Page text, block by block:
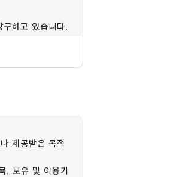
적 보호조치, 재
는지를 감독하
하고 있습니다.
다. 2) 조합원의
제공받은 목적
, 보유 및 이용기